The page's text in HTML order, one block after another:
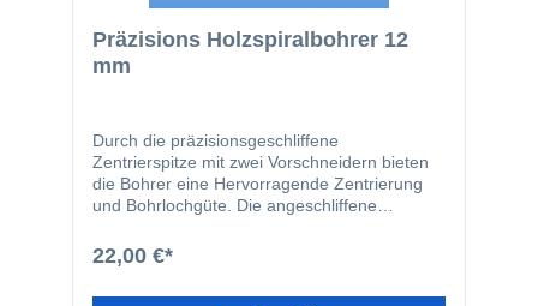
Präzisions Holzspiralbohrer 12
mm
Durch die präzisionsgeschliffene
Zentrierspitze mit zwei Vorschneidern bieten
die Bohrer eine Hervorragende Zentrierung
und Bohrlochgüte. Die angeschliffene
bohren sowohl in Harthölzer wie Bangkirai
oder auch Weichhölzer wie Ficht und Tanne.
22,00 €*